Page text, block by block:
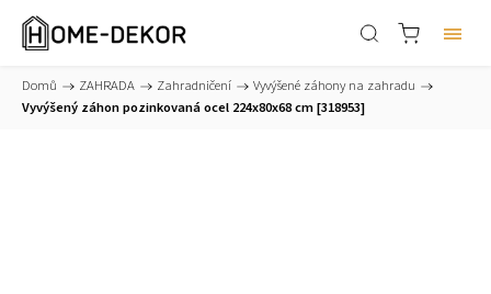
Domů / ZAHRADA / Zahradničení / Vyvýšené záhony na zahradu /
Vyvýšený záhon pozinkovaná ocel 224x80x68 cm [318953]